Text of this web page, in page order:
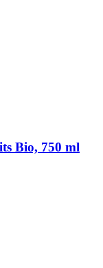
Bio, 750 ml